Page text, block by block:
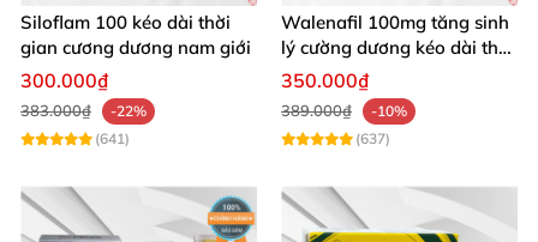
Siloflam 100 kéo dài thời
gian cương dương nam giới
300.000₫
383.000₫
-22%
(641)
Walenafil 100mg tăng sinh
lý cường dương kéo dài thời
gian
350.000₫
389.000₫
-10%
(637)